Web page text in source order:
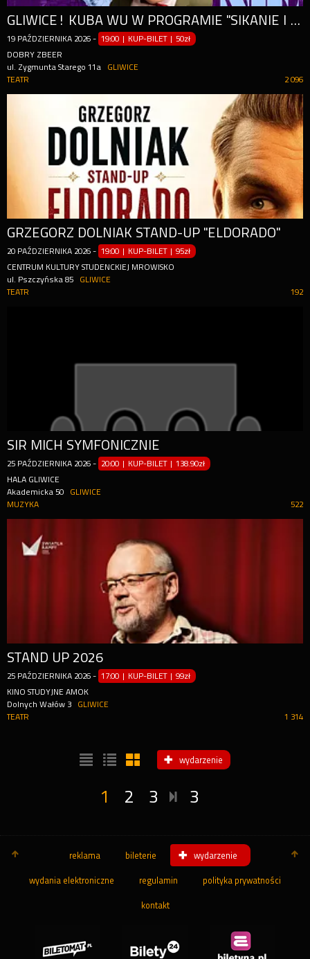
GLIWICE! KUBA WU W PROGRAMIE "SIKANIE I PIERDZENIE" | STAND-UP
19 PAŹDZIERNIKA 2026 - 19:00 | KUP-BILET | 50zł
DOBRY ZBEER
ul. Zygmunta Starego 11a
GLIWICE
2 096
TEATR
GRZEGORZ DOLNIAK STAND-UP "ELDORADO"
20 PAŹDZIERNIKA 2026 - 19:00 | KUP-BILET |95zł
CENTRUM KULTURY STUDENCKIEJ MROWISKO
ul. Pszczyńska 85
GLIWICE
192
TEATR
SIR MICH SYMFONICZNIE
25 PAŹDZIERNIKA 2026 - 20:00 | KUP-BILET |138.90zł
HALA GLIWICE
Akademicka 50
GLIWICE
522
MUZYKA
STAND UP 2026
25 PAŹDZIERNIKA 2026 - 17:00 | KUP-BILET |99zł
KINO STUDYJNE AMOK
Dolnych Wałów 3
GLIWICE
1 314
TEATR
wydarzenie
1 2 3 3
reklama bileterie wydarzenie
wydania elektroniczne regulamin polityka prywatności
kontakt